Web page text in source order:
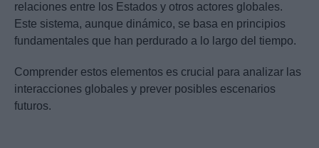
relaciones entre los Estados y otros actores globales.
Este sistema, aunque dinámico, se basa en principios
fundamentales que han perdurado a lo largo del tiempo.
Comprender estos elementos es crucial para analizar las
interacciones globales y prever posibles escenarios
futuros.